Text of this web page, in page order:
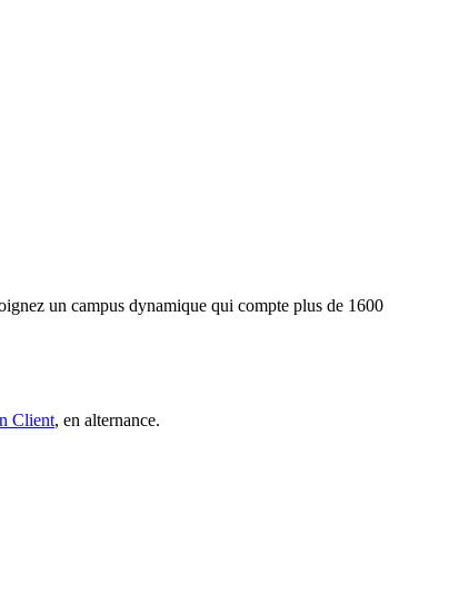
un campus dynamique qui compte plus de 1600
Client, en alternance.